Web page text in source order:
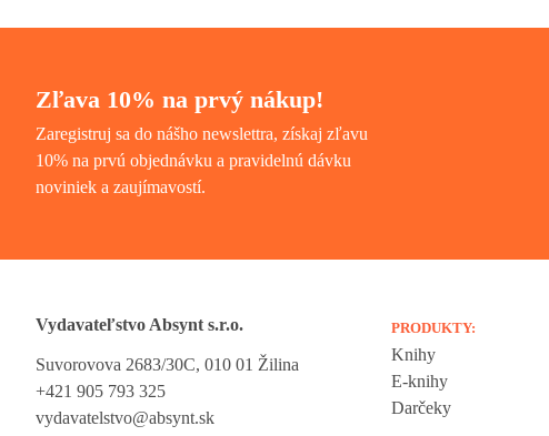
Zľava 10% na prvý nákup!
Zaregistruj sa do nášho newslettra, získaj zľavu
10% na prvú objednávku a pravidelnú dávku
noviniek a zaujímavostí.
Vydavateľstvo Absynt s.r.o.
Suvorovova 2683/30C, 010 01 Žilina
+421 905 793 325
vydavatelstvo@absynt.sk
PRODUKTY:
Knihy
E-knihy
Darčeky
Vážime si vaše súkromie
Táto stránka používa cookies, aby vám ponúkla skvelý zážitok z prehliadania.